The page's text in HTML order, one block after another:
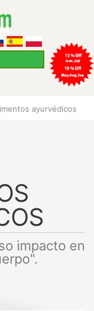
ayurvédicos
impacto en